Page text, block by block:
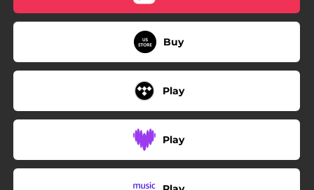
Buy
Play
Play